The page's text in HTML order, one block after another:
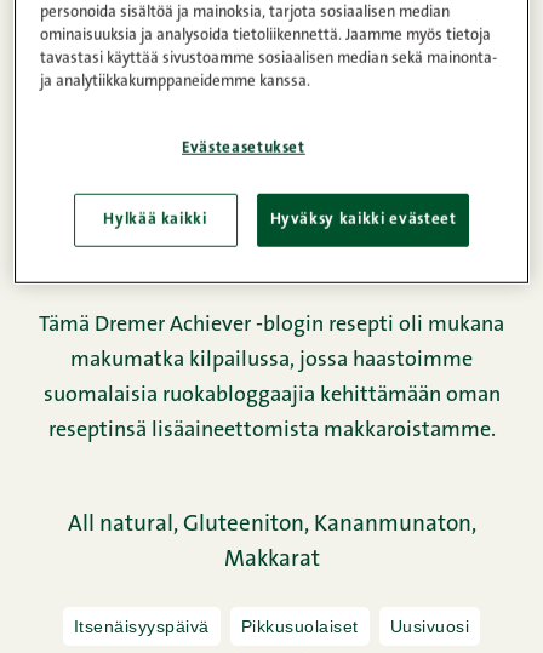
Ainekset
Ravintosisältö
Tämä Dremer Achiever -blogin resepti oli mukana
makumatka kilpailussa, jossa haastoimme
suomalaisia ruokabloggaajia kehittämään oman
reseptinsä lisäaineettomista makkaroistamme.
All natural, Gluteeniton, Kananmunaton,
Makkarat
Itsenäisyyspäivä Pikkusuolaiset Uusivuosi
personoida sisältöä ja mainoksia, tarjota sosiaalisen median
ominaisuuksia ja analysoida tietoliikennettä. Jaamme myös tietoja
tavastasi käyttää sivustoamme sosiaalisen median sekä mainonta-
ja analytiikkakumppaneidemme kanssa.
Evästeasetukset
Hylkää kaikki Hyväksy kaikki evästeet